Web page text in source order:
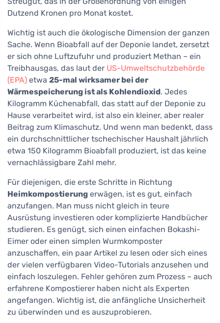
Dutzend Kronen pro Monat kostet.
Wichtig ist auch die ökologische Dimension der ganzen
Sache. Wenn Bioabfall auf der Deponie landet, zersetzt
er sich ohne Luftzufuhr und produziert Methan – ein
Treibhausgas, das laut der US-Umweltschutzbehörde
(EPA) etwa 25-mal wirksamer bei der
Wärmespeicherung ist als Kohlendioxid. Jedes
Kilogramm Küchenabfall, das statt auf der Deponie zu
Hause verarbeitet wird, ist also ein kleiner, aber realer
Beitrag zum Klimaschutz. Und wenn man bedenkt, dass
ein durchschnittlicher tschechischer Haushalt jährlich
etwa 150 Kilogramm Bioabfall produziert, ist das keine
vernachlässigbare Zahl mehr.
Für diejenigen, die erste Schritte in Richtung
Heimkompostierung erwägen, ist es gut, einfach
anzufangen. Man muss nicht gleich in teure
Ausrüstung investieren oder komplizierte Handbücher
studieren. Es genügt, sich einen einfachen Bokashi-
Eimer oder einen simplen Wurmkomposter
anzuschaffen, ein paar Artikel zu lesen oder sich eines
der vielen verfügbaren Video-Tutorials anzusehen und
einfach loszulegen. Fehler gehören zum Prozess – auch
erfahrene Kompostierer haben nicht als Experten
angefangen. Wichtig ist, die anfängliche Unsicherheit
zu überwinden und es auszuprobieren.